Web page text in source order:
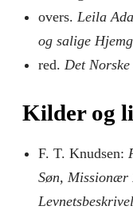
overs. Leila
og salige
red. Det
Kilder og
F. T. Knudsen:
Søn, Missionær